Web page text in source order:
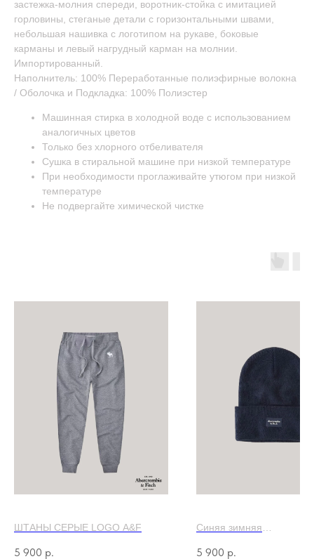
застежка-молния спереди, воротник-стойка с имитацией
горловины, стеганые детали с горизонтальными швами,
небольшая нашивка с логотипом на рукаве, боковые
карманы и левый нагрудный карман на молнии.
Импортированный.
Наполнитель: 100% Переработанные полиэфирные волокна
/ Оболочка и Подкладка: 100% Полиэстер
Машинная стирка в холодной воде с использованием
аналогичных цветов
Только без хлорного отбеливателя
Сушка в стиральной машине при низкой температуре
При необходимости проглаживайте утюгом при низкой
температуре
Не подвергайте химической чистке
ШТАНЫ СЕРЫЕ LOGO A&F
5 900 р.
Синяя зимняя
5 900 р.